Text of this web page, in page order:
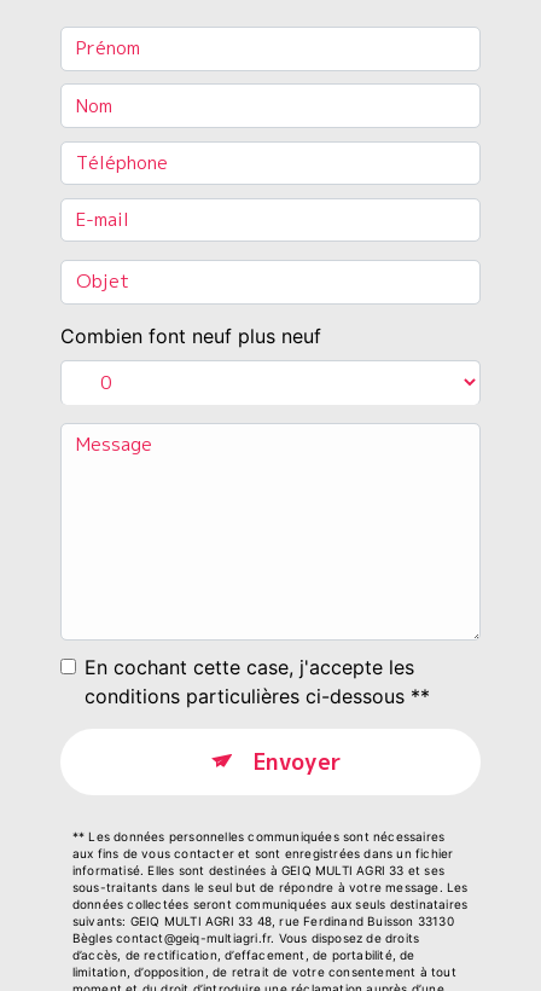
Combien font neuf plus neuf
En cochant cette case, j'accepte les
conditions particulières ci-dessous **
Envoyer
** Les données personnelles communiquées sont nécessaires
aux fins de vous contacter et sont enregistrées dans un fichier
informatisé. Elles sont destinées à GEIQ MULTI AGRI 33 et ses
sous-traitants dans le seul but de répondre à votre message. Les
données collectées seront communiquées aux seuls destinataires
suivants: GEIQ MULTI AGRI 33 48, rue Ferdinand Buisson 33130
Bègles contact@geiq-multiagri.fr. Vous disposez de droits
d’accès, de rectification, d’effacement, de portabilité, de
limitation, d’opposition, de retrait de votre consentement à tout